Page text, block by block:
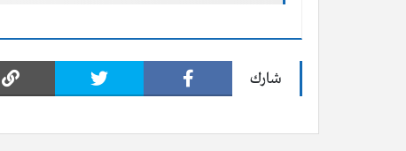
شارك